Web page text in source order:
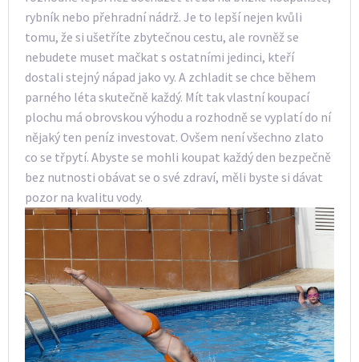
rybník nebo přehradní nádrž. Je to lepší nejen kvůli
tomu, že si ušetříte zbytečnou cestu, ale rovněž se
nebudete muset mačkat s ostatními jedinci, kteří
dostali stejný nápad jako vy. A zchladit se chce během
parného léta skutečně každý. Mít tak vlastní koupací
plochu má obrovskou výhodu a rozhodně se vyplatí do ní
nějaký ten peníz investovat. Ovšem není všechno zlato
co se třpytí. Abyste se mohli koupat každý den bezpečně
bez nutnosti obávat se o své zdraví, měli byste si dávat
pozor na kvalitu vody.